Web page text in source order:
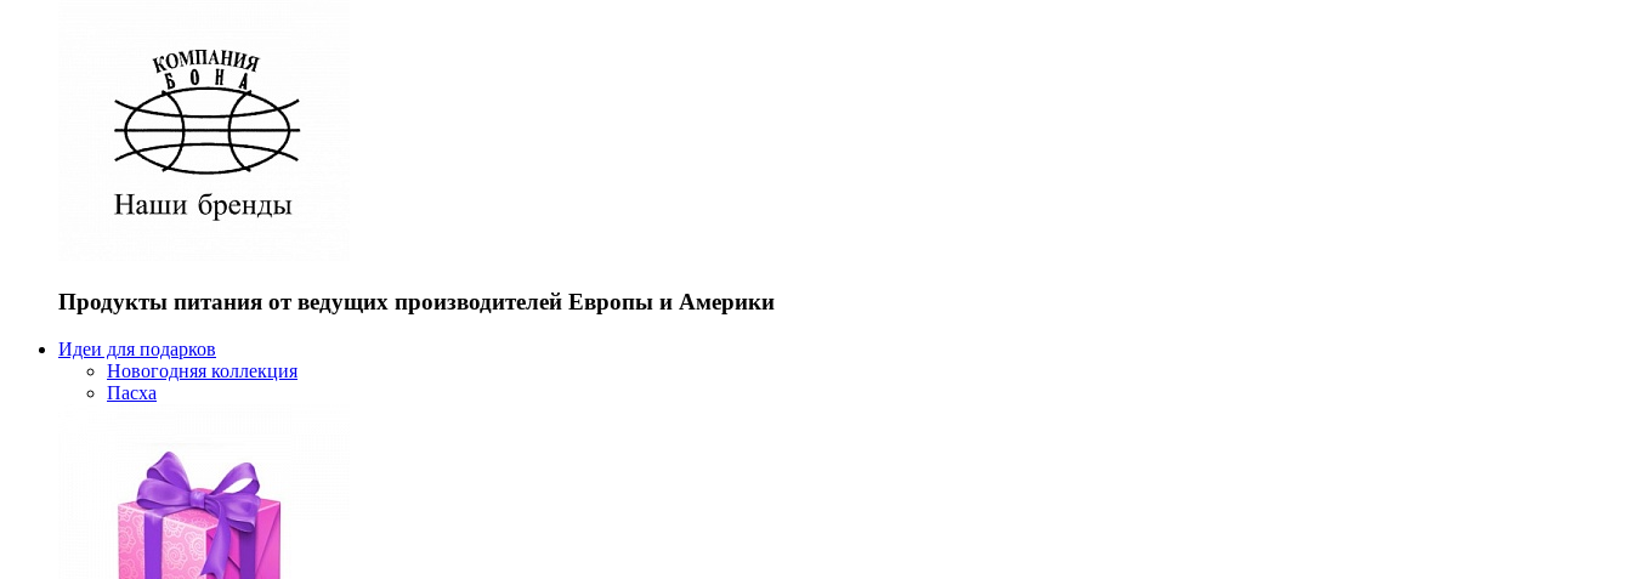
Продукты питания от ведущих производителей Европы и Америки
Идеи для подарков
Новогодняя коллекция
Пасха